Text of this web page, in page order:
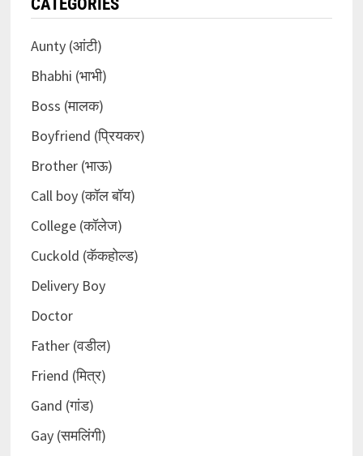
CATEGORIES
Aunty (आंटी)
Bhabhi (भाभी)
Boss (मालक)
Boyfriend (प्रियकर)
Brother (भाऊ)
Call boy (कॉल बॉय)
College (कॉलेज)
Cuckold (कॅकहोल्ड)
Delivery Boy
Doctor
Father (वडील)
Friend (मित्र)
Gand (गांड)
Gay (समलिंगी)